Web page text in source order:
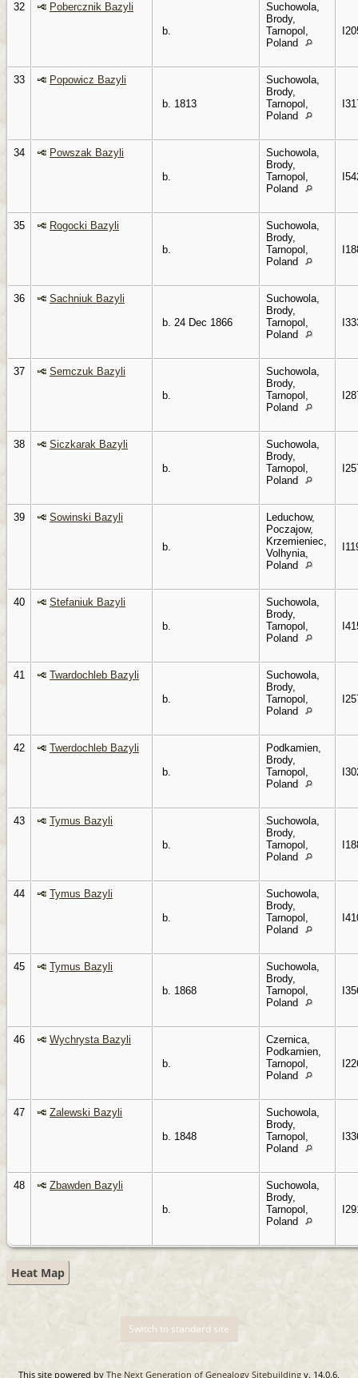
32
Pobercznik Bazyli
b.
Suchowola,
Brody,
Tarnopol,
Poland
33
Popowicz Bazyli
b. 1813
Suchowola,
Brody,
Tarnopol,
Poland
34
Powszak Bazyli
b.
Suchowola,
Brody,
Tarnopol,
Poland
35
Rogocki Bazyli
b.
Suchowola,
Brody,
Tarnopol,
Poland
36
Sachniuk Bazyli
b. 24 Dec 1866
Suchowola,
Brody,
Tarnopol,
Poland
37
Semczuk Bazyli
b.
Suchowola,
Brody,
Tarnopol,
Poland
38
Siczkarak Bazyli
b.
Suchowola,
Brody,
Tarnopol,
Poland
39 Sowinski Bazyli
b.
Leduchow,
Poczajow,
Krzemieniec,
Volhynia,
Poland
40
Stefaniuk Bazyli
b.
Suchowola,
Brody,
Tarnopol,
Poland
41
Twardochleb Bazyli
b.
Suchowola,
Brody,
Tarnopol,
Poland
42
Twerdochleb Bazyli
b.
Podkamien,
Brody,
Tarnopol,
Poland
43
Tymus Bazyli
b.
Suchowola,
Brody,
Tarnopol,
Poland
44
Tymus Bazyli
b.
Suchowola,
Brody,
Tarnopol,
Poland
45
Tymus Bazyli
b. 1868
Suchowola,
Brody,
Tarnopol,
Poland
46
Wychrysta Bazyli
b.
Czernica,
Podkamien,
Tarnopol,
Poland
47
Zalewski Bazyli
b. 1848
Suchowola,
Brody,
Tarnopol,
Poland
48
Zbawden Bazyli
b.
Suchowola,
Brody,
Tarnopol,
Poland
Heat Map
Switch to standard site
This site powered by The Next Generation of Genealogy Sitebuilding v. 14.0.6,